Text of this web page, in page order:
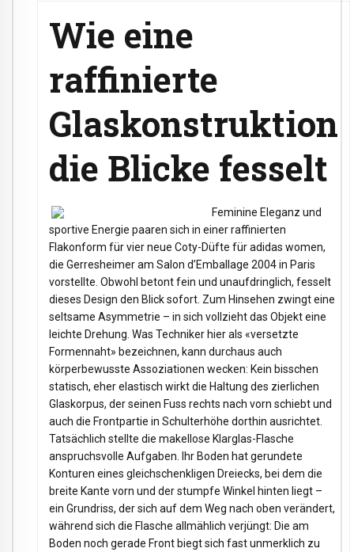
Wie eine
raffinierte
Glaskonstruktion
die Blicke fesselt
Feminine Eleganz und
sportive Energie paaren sich in einer raffinierten
Flakonform für vier neue Coty-Düfte für adidas women,
die Gerresheimer am Salon d’Emballage 2004 in Paris
vorstellte. Obwohl betont fein und unaufdringlich, fesselt
dieses Design den Blick sofort. Zum Hinsehen zwingt eine
seltsame Asymmetrie – in sich vollzieht das Objekt eine
leichte Drehung. Was Techniker hier als «versetzte
Formennaht» bezeichnen, kann durchaus auch
körperbewusste Assoziationen wecken: Kein bisschen
statisch, eher elastisch wirkt die Haltung des zierlichen
Glaskorpus, der seinen Fuss rechts nach vorn schiebt und
auch die Frontpartie in Schulterhöhe dorthin ausrichtet.
Tatsächlich stellte die makellose Klarglas-Flasche
anspruchsvolle Aufgaben. Ihr Boden hat gerundete
Konturen eines gleichschenkligen Dreiecks, bei dem die
breite Kante vorn und der stumpfe Winkel hinten liegt –
ein Grundriss, der sich auf dem Weg nach oben verändert,
während sich die Flasche allmählich verjüngt: Die am
Boden noch gerade Front biegt sich fast unmerklich zu